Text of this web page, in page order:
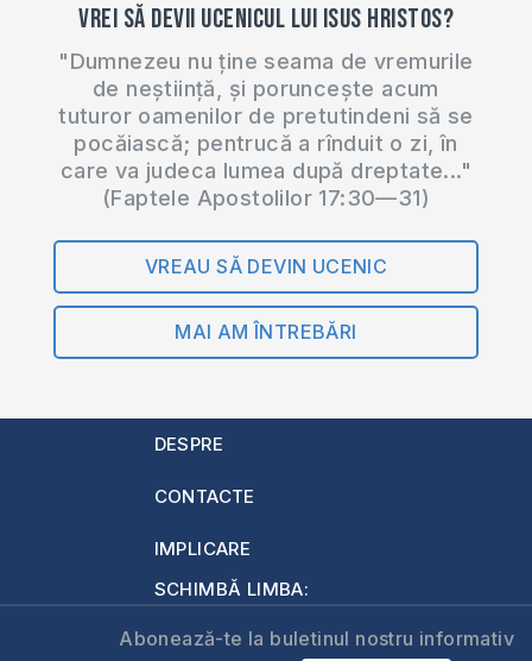
Vrei să devii ucenicul lui Isus Hristos?
"Dumnezeu nu ține seama de vremurile
de neștiință, și poruncește acum
tuturor oamenilor de pretutindeni să se
pocăiască; pentrucă a rînduit o zi, în
care va judeca lumea după dreptate..."
(Faptele Apostolilor 17:30—31)
VREAU SĂ DEVIN UCENIC
MAI AM ÎNTREBĂRI
DESPRE
CONTACTE
IMPLICARE
SCHIMBĂ LIMBA:
Abonează-te la buletinul nostru informativ